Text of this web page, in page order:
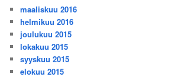
maaliskuu 2016
helmikuu 2016
joulukuu 2015
lokakuu 2015
syyskuu 2015
elokuu 2015